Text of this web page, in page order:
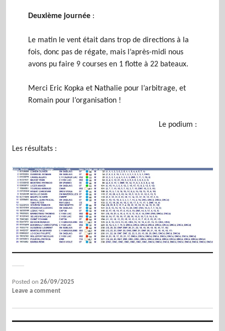
Deuxième journée :
Le matin le vent était dans trop de directions à la
fois, donc pas de régate, mais l’après-midi nous
avons pu faire 9 courses en 1 flotte à 22 bateaux.
Merci Eric Kopka et Nathalie pour l’arbitrage, et
Romain pour l’organisation !
Le podium :
Les résultats :
Posted on 26/09/2025
Leave a comment